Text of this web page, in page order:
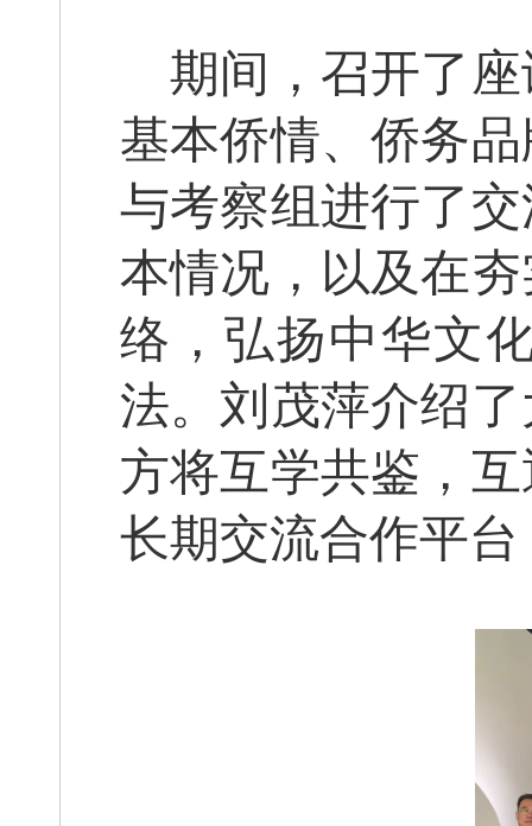
期间，召开了
基本侨情、侨务
与考察组进行了
本情况，以及在
络，弘扬中华文
法。刘茂萍介绍
方将互学共鉴，
长期交流合作平